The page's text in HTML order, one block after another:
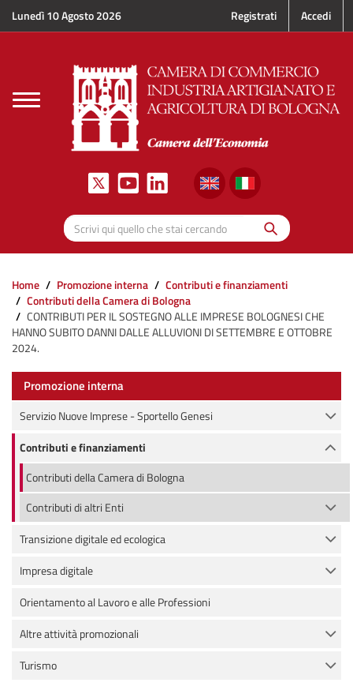
Salta al contenuto principale
Lunedì 10 Agosto 2026 Registrati Accedi
Toggle
navigation
Scrivi qui quello che stai cercando
Cerca
Home Promozione interna
Contributi e finanziamenti
Contributi della Camera di Bologna
CONTRIBUTI PER IL SOSTEGNO ALLE IMPRESE BOLOGNESI CHE
HANNO SUBITO DANNI DALLE ALLUVIONI DI SETTEMBRE E OTTOBRE
2024.
Promozione interna
Servizio Nuove Imprese - Sportello Genesi
Contributi e finanziamenti
Contributi della Camera di Bologna
Contributi di altri Enti
Transizione digitale ed ecologica
Impresa digitale
Orientamento al Lavoro e alle Professioni
Altre attività promozionali
Turismo